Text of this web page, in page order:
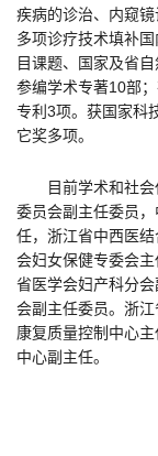
疾病的诊治、内窥
多项诊疗技术填补
目课题、国家及省
参编学术专著10部
专利3项。获国家科
它奖多项。
目前学术和社
委员会副主任委员
任，浙江省中西医
会妇女保健专委会主
省医学会妇产科分
会副主任委员。浙
康复质量控制中心
中心副主任。